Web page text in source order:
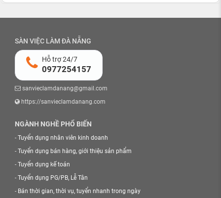
SÀN VIỆC LÀM ĐÀ NẴNG
Hỗ trợ 24/7
0977254157
sanvieclamdanang@gmail.com
https://sanvieclamdanang.com
NGÀNH NGHỀ PHỔ BIẾN
- Tuyển dụng nhân viên kinh doanh
- Tuyển dụng bán hàng, giới thiệu sản phẩm
- Tuyển dụng kế toán
- Tuyển dụng PG/PB, Lễ Tân
- Bán thời gian, thời vụ, tuyển nhanh trong ngày